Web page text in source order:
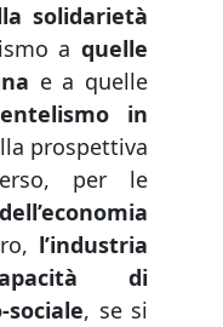
solidarietà
a quelle
e a quelle
in
prospettiva
per le
l’industria
di
sociale, se si